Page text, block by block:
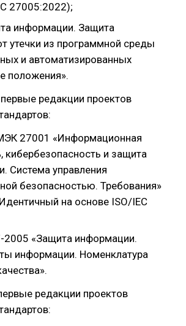
27005:2022);
информации. Защита
утечки из программной среды
и автоматизированных
положения».
редакции проектов
27001 «Информационная
кибербезопасность и защита
Система управления
безопасностью. Требования»
на основе ISO/IEC
«Защита информации.
информации. Номенклатура
редакции проектов